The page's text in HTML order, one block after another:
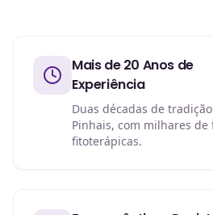
Mais de 20 Anos de
Experiência
Duas décadas de tradição
Pinhais, com milhares de
fitoterápicas.